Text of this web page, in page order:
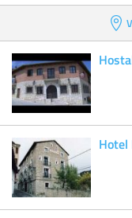
Hotel